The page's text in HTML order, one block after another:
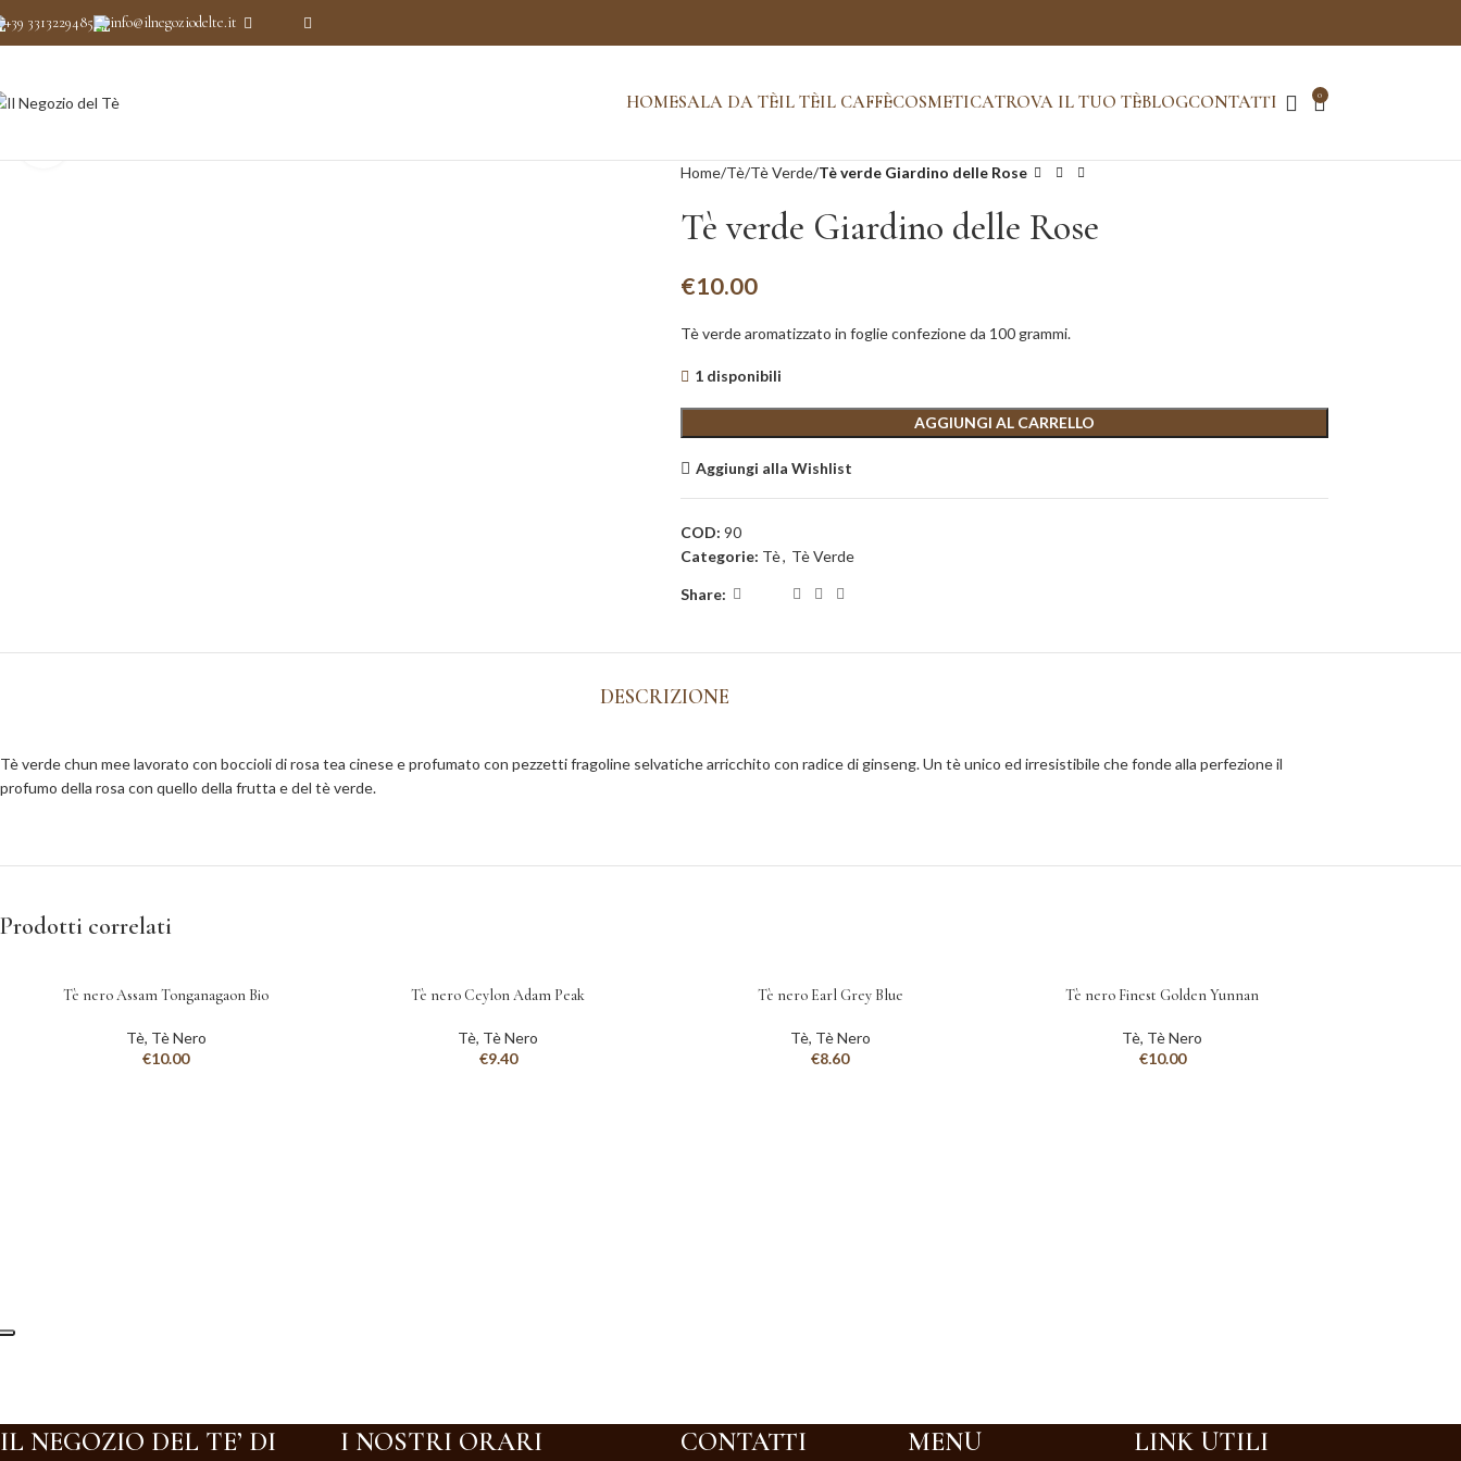
+39 3313229485 info@ilnegoziodelte.it
HOMESALA DA TÈIL TÈIL CAFFÈCOSMETICATROVA IL TUO TÈBLOGCONTATTI 0
Home Tè Tè Verde Tè verde Giardino delle Rose
Tè verde Giardino delle Rose
€10.00
Tè verde aromatizzato in foglie confezione da 100 grammi.
1 disponibili
AGGIUNGI AL CARRELLO
Aggiungi alla Wishlist
COD: 90
Categorie: Tè, Tè Verde
Share:
DESCRIZIONE
Tè verde chun mee lavorato con boccioli di rosa tea cinese e profumato con pezzetti fragoline selvatiche arricchito con radice di ginseng. Un tè unico ed irresistibile che fonde alla perfezione il
profumo della rosa con quello della frutta e del tè verde.
Prodotti correlati
Tè nero Assam Tonganagaon Bio
Tè, Tè Nero
€10.00
Tè nero Ceylon Adam Peak
Tè, Tè Nero
€9.40
Tè nero Earl Grey Blue
Tè, Tè Nero
€8.60
Tè nero Finest Golden Yunnan
Tè, Tè Nero
€10.00
IL NEGOZIO DEL TE’ DI I NOSTRI ORARI CONTATTI MENU LINK UTILI